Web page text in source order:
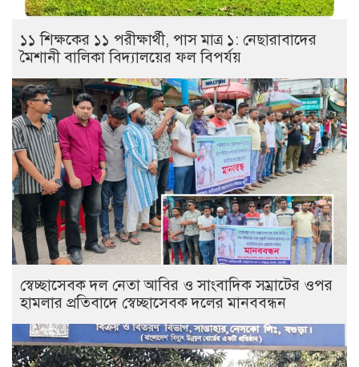
১১ শিক্ষকের ১১ পরীক্ষার্থী, পাস মাত্র ১: নেছারাবাদের
মৈশানী বালিকা বিদ্যালয়ের ফল বিপর্যয়
স্বেচ্ছাসেবক দল নেতা আবির ও সাংবাদিক সম্রাটের ওপর
হামলার প্রতিবাদে স্বেচ্ছাসেবক দলের মানববন্ধন